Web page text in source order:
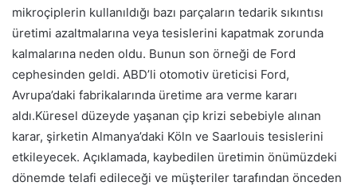
mikroçiplerin kullanıldığı bazı parçaların tedarik sıkıntısı
üretimi azaltmalarına veya tesislerini kapatmak zorunda
kalmalarına neden oldu. Bunun son örneği de Ford
cephesinden geldi. ABD’li otomotiv üreticisi Ford,
Avrupa’daki fabrikalarında üretime ara verme kararı
aldı.Küresel düzeyde yaşanan çip krizi sebebiyle alınan
karar, şirketin Almanya’daki Köln ve Saarlouis tesislerini
etkileyecek. Açıklamada, kaybedilen üretimin önümüzdeki
dönemde telafi edileceği ve müşteriler tarafından önceden